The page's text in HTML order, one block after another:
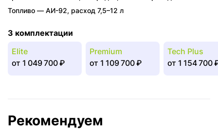
Топливо — АИ-92, расход 7,5–12 л
3 комплектации
Elite
от 1 049 700 ₽
Premium
от 1 109 700 ₽
Tech Plus
от 1 154 700
Рекомендуем